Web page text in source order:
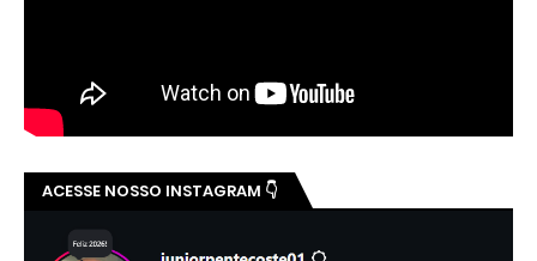
ACESSE NOSSO INSTAGRAM 👇